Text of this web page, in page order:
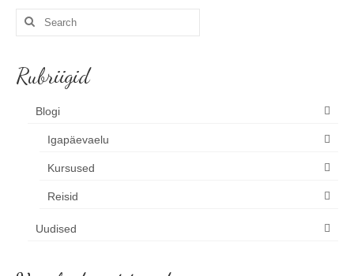
Search
Rubriigid
Blogi
Igapäevaelu
Kursused
Reisid
Uudised